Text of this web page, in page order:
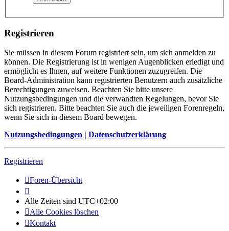
Registrieren
Sie müssen in diesem Forum registriert sein, um sich anmelden zu
können. Die Registrierung ist in wenigen Augenblicken erledigt und
ermöglicht es Ihnen, auf weitere Funktionen zuzugreifen. Die
Board-Administration kann registrierten Benutzern auch zusätzliche
Berechtigungen zuweisen. Beachten Sie bitte unsere
Nutzungsbedingungen und die verwandten Regelungen, bevor Sie
sich registrieren. Bitte beachten Sie auch die jeweiligen Forenregeln,
wenn Sie sich in diesem Board bewegen.
Nutzungsbedingungen | Datenschutzerklärung
Registrieren
Foren-Übersicht
Alle Zeiten sind UTC+02:00
Alle Cookies löschen
Kontakt